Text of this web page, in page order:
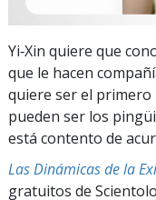
Yi‑Xin quiere que
que le hacen
quiere ser el primero
pueden ser los
está contento de
Las Dinámicas de la
gratuitos de